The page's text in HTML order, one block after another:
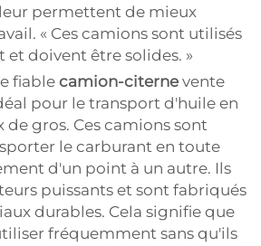
permettent de mieux
« Ces camions sont utilisés
doivent être solides. »
fiable camion-citerne vente
pour le transport d'huile en
gros. Ces camions sont
le carburant en toute
d'un point à un autre. Ils
puissants et sont fabriqués
durables. Cela signifie que
fréquemment sans qu'ils